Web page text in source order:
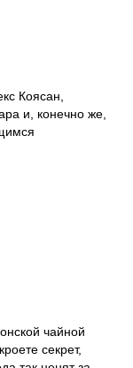
Коясан,
и, конечно же,
чайной
секрет,